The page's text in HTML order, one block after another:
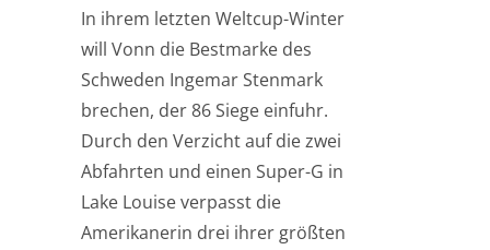
In ihrem letzten Weltcup-Winter
will Vonn die Bestmarke des
Schweden Ingemar Stenmark
brechen, der 86 Siege einfuhr.
Durch den Verzicht auf die zwei
Abfahrten und einen Super-G in
Lake Louise verpasst die
Amerikanerin drei ihrer größten